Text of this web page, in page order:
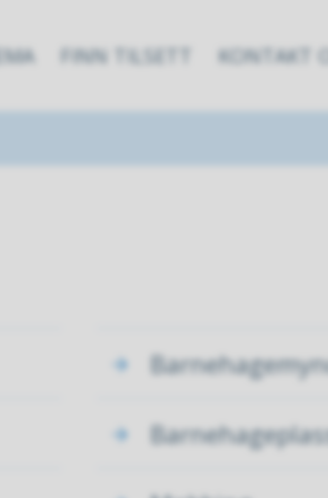
FINN TILSETT KONTAKT